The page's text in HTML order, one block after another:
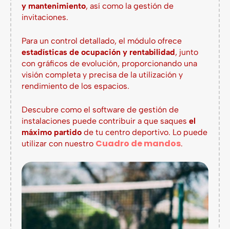
y mantenimiento, así como la gestión de
invitaciones.
Para un control detallado, el módulo ofrece
estadísticas de ocupación y rentabilidad, junto
con gráficos de evolución, proporcionando una
visión completa y precisa de la utilización y
rendimiento de los espacios.
Descubre como el software de gestión de
instalaciones puede contribuir a que saques el
máximo partido de tu centro deportivo. Lo puede
utilizar con nuestro Cuadro de mandos.